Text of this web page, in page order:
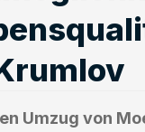
Umzug von